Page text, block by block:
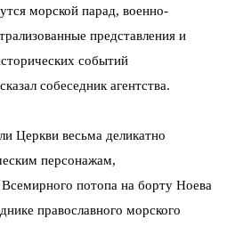
морской парад, военно-
представления и
событий
собеседник агентства.
Церкви весьма деликатно
персонажам,
потопа на борту Ноева
православного морского